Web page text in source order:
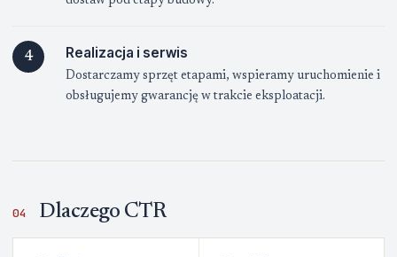
4 Realizacja i serwis
Dostarczamy sprzęt etapami, wspieramy uruchomienie i
obsługujemy gwarancję w trakcie eksploatacji.
04 Dlaczego CTR